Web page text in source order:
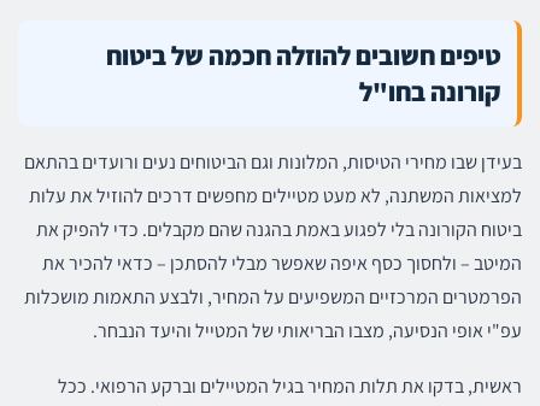
טיפים חשובים להוזלה חכמה של ביטוח
קורונה בחו"ל
בעידן שבו מחירי הטיסות, המלונות וגם הביטוחים נעים ורועדים בהתאם
למציאות המשתנה, לא מעט מטיילים מחפשים דרכים להוזיל את עלות
ביטוח הקורונה בלי לפגוע באמת בהגנה שהם מקבלים. כדי להפיק את
המיטב – ולחסוך כסף איפה שאפשר מבלי להסתכן – כדאי להכיר את
הפרמטרים המרכזיים המשפיעים על המחיר, ולבצע התאמות מושכלות
עפ"י אופי הנסיעה, מצבו הבריאותי של המטייל והיעד הנבחר.
ראשית, בדקו את תלות המחיר בגיל המטיילים וברקע הרפואי. ככל